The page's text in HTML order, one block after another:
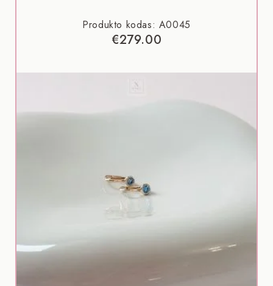
Produkto kodas: A0045
€279.00